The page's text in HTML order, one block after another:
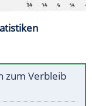
zum Verbleib